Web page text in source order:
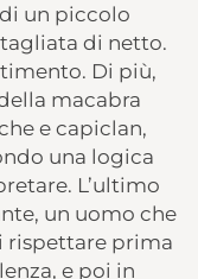
un piccolo
di netto.
Di più,
macabra
e capiclan,
una logica
L’ultimo
un uomo che
rispettare prima
e poi in